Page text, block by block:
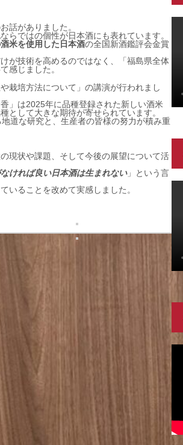
話がありました。
らではの個性が日本酒にも表れています。
米を使用した日本酒の全国新酒鑑評会金賞
が技術を高めるのではなく、「福島県全体
感じました。
栽培方法について」の講演が行われまし
」は2025年に品種登録された新しい酒米
として大きな期待が寄せられています。
道な研究と、生産者の皆様の努力が積み重
現状や課題、そして今後の展望について活
ければ良い日本酒は生まれない」という言
いることを改めて実感しました。